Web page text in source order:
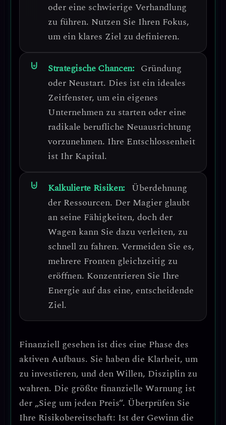
oder eine schwierige Verhandlung
zu führen. Nutzen Sie Ihren Fokus,
um ein klares Ziel zu definieren.
Strategische Chancen: Gründung
oder Neustart. Dies ist ein ideales
Zeitfenster, um ein eigenes
Unternehmen zu starten oder eine
radikale berufliche Neuausrichtung
vorzunehmen. Ihre Entschlossenheit
ist Ihr Kapital.
Kalkulierte Risiken: Überdehnung
der Ressourcen. Der Magier glaubt
an seine Fähigkeiten, doch der
Wagen kann Sie dazu verleiten, zu
schnell zu fahren. Vermeiden Sie es,
mehrere Fronten gleichzeitig zu
eröffnen. Konzentrieren Sie Ihre
Energie auf das eine, entscheidende
Ziel.
Finanziell gesehen ist dies eine Phase des
aktiven Aufbaus. Sie haben die Klarheit, um
zu investieren, und den Willen, Disziplin zu
wahren. Die größte finanzielle Warnung ist
der „Sieg um jeden Preis“. Überprüfen Sie
Ihre Risikobereitschaft: Ist der Gewinn die